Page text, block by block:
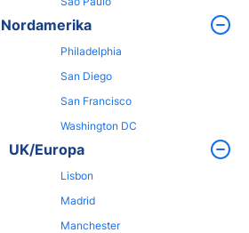
Nordamerika
Philadelphia
San Diego
San Francisco
Washington DC
UK/Europa
Lisbon
Madrid
Manchester